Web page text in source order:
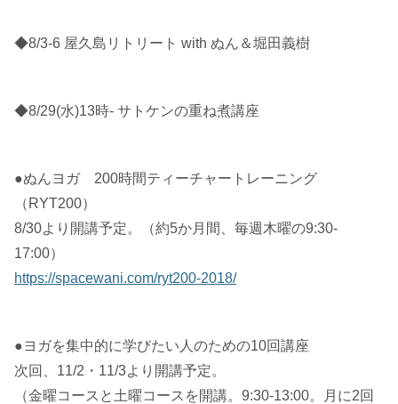
◆8/3-6 屋久島リトリート with ぬん＆堀田義樹
◆8/29(水)13時- サトケンの重ね煮講座
●ぬんヨガ 200時間ティーチャートレーニング
（RYT200）
8/30より開講予定。（約5か月間、毎週木曜の9:30-
17:00）
https://spacewani.com/ryt200-2018/
●ヨガを集中的に学びたい人のための10回講座
次回、11/2・11/3より開講予定。
（金曜コースと土曜コースを開講。9:30-13:00。月に2回